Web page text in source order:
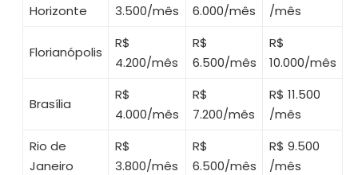
Horizonte
3.500/mês
6.000/mês
/mês
Florianópolis
R$
4.200/mês
R$
6.500/mês
R$
10.000/mês
Brasília
R$
4.000/mês
R$
7.200/mês
R$ 11.500
/mês
Rio de
Janeiro
R$
3.800/mês
R$
6.500/mês
R$ 9.500
/mês